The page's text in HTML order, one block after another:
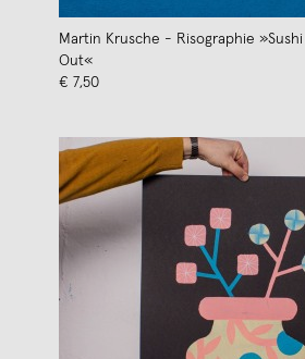
Martin Krusche - Risographie
Out«
€ 7,50